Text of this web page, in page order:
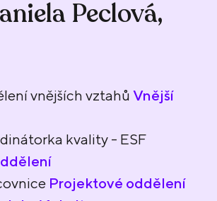
Peclová,
vnějších vztahů Vnější
kvality - ESF
Projektové oddělení